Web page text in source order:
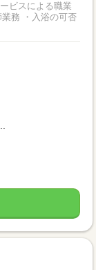
ビスによる職業
務 ・入浴の可否